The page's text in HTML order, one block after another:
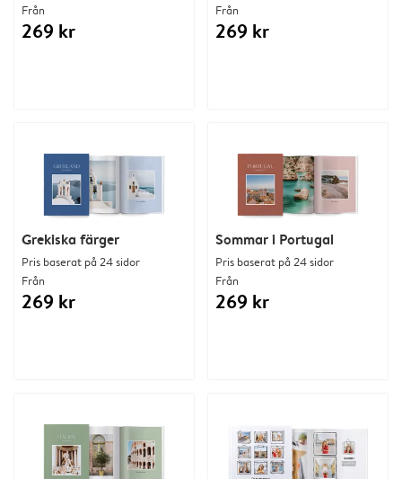
Grekiska färger
Pris baserat på 24 sidor
Från
269 kr
Sommar i Portugal
Pris baserat på 24 sidor
Från
269 kr
Från
269 kr
Från
269 kr